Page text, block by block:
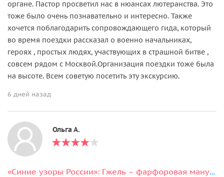
органе. Пастор просветил нас в нюансах лютеранства. Это
тоже было очень познавательно и интересно. Также
хочется поблагодарить сопровождающего гида, который
во время поездки рассказал о военно начальниках,
героях , простых людях, участвующих в страшной битве ,
совсем рядом с Москвой.Организация поездки тоже была
на высоте. Всем советую посетить эту экскурсию.
6 дней назад
Ольга А.
«Синие узоры России»: Гжель – фарфоровая мануфактура «Галактика и Ко»